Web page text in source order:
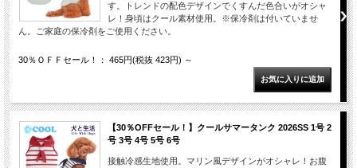
す。トレンドの配色デザインでくすんだ色合いがオシャ
レ！身頃はクール素材使用。※保冷剤は付いていませ
ん。ご家庭の保冷剤をご使用ください。
30％ＯＦＦセール！： 465円(税抜 423円) ～
【30％OFFセール！】クールサマータンク 2026SS 1号 2
号 3号 4号 5号 6号
接触冷感生地使用。マリン風デザインがオシャレ！お腹